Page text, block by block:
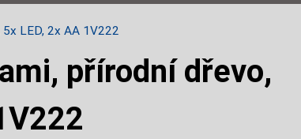
LED, 2x AA 1V222
přírodní dřevo,